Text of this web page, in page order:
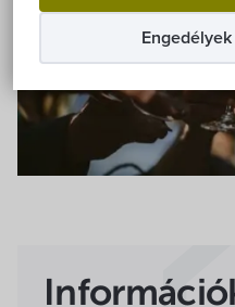
Képviselő-testület